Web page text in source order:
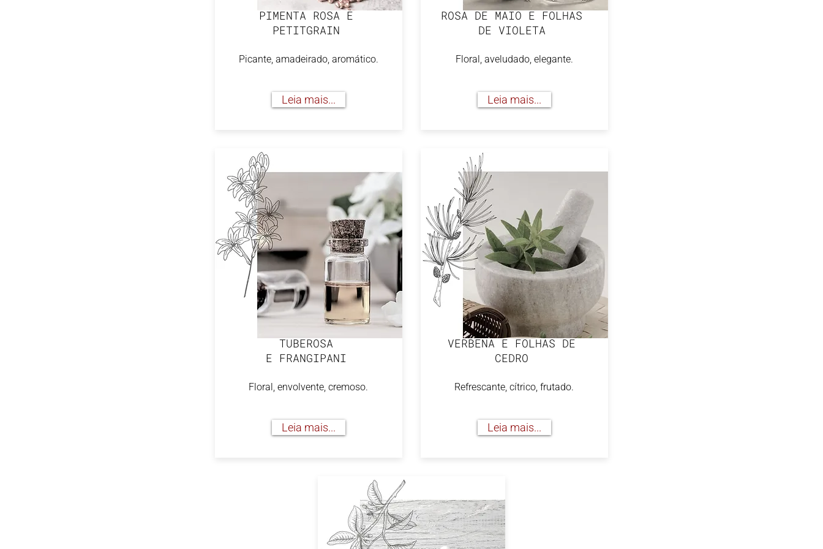
PIMENTA ROSA E
PETITGRAIN
Picante, amadeirado, aromático.
Leia mais...
TUBEROSA
E FRANGIPANI
Floral, envolvente, cremoso.
Leia mais...
ROSA DE MAIO E FOLHAS
DE VIOLETA
Floral, aveludado, elegante.
Leia mais...
VERBENA E FOLHAS DE
CEDRO
Refrescante, cítrico, frutado.
Leia mais...